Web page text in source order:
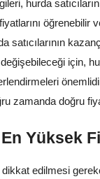
hurda
satıcılarının
için,
zamanda doğru
Yüksek
dikkat edilmesi